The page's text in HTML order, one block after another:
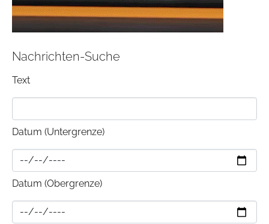
Nachrichten-Suche
Text
Datum (Untergrenze)
Datum (Obergrenze)